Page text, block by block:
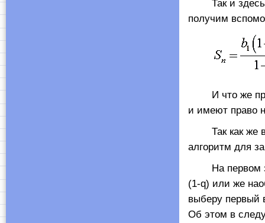
Так и здесь.
получим
И что же
и имеют право
Так как же
алгоритм для
На первом
(1-q) или же
выберу первый
Об этом в